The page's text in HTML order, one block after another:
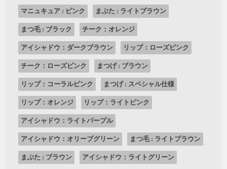
マニュキュア : ピンク まぶた : ライトブラウン
まつ毛 : ブラック チーク：オレンジ
アイシャドウ：ダークブラウン リップ：ローズピンク
チーク：ローズピンク まつげ : ブラウン
リップ：コーラルピンク まつげ : スペシャル仕様
リップ：オレンジ リップ：ライトピンク
アイシャドウ：ライトパープル
アイシャドウ：オリーブグリーン まつ毛 : ライトブラウン
まぶた : ブラウン アイシャドウ：ライトグリーン